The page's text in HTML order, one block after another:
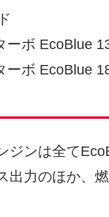
ーボ EcoBlue
ーボ EcoBlue
ジンは全て
出力のほか、